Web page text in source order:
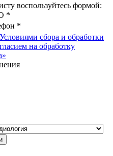
воспользуйтесь формой:
*
*
сбора и обработки
на обработку